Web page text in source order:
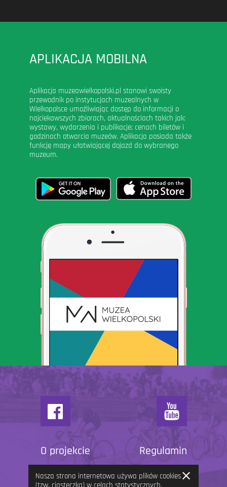
APLIKACJA MOBILNA
Aplikacja muzeawielkopolski.pl stanowi swoisty
przewodnik po instytucjach muzealnych w
Wielkopolsce umożliwiając dostęp do informacji o
najciekawszych zbiorach, aktualnościach takich jak:
wystawy, wydarzenia i publikacje; cenach biletów i
godzinach otwarcia muzeów. Aplikacja posiada także
funkcję mapy ułatwiającej dojazd do wybranego
muzeum.
O projekcie Regulamin
Nasza strona internetowa używa plików cookies